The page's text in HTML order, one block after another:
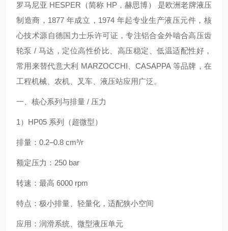
罗马尼亚 HESPER（简称 HP，赫思博） 是欧洲老牌液压
制造商，1877 年成立，1974 年起专业生产液压元件，核
心技术源自德国力士乐许可证，专注铝合金外啮合高压齿
轮泵 / 马达，定位高性价比、高压稳定、低温适配性好，
常用来替代意大利 MARZOCCHI、CASAPPA 等品牌，在
工程机械、农机、叉车、液压站应用广泛。
一、核心系列与排量 / 压力
1）HP05 系列（超微型）
排量：0.2–0.8 cm³/r
额定压力：250 bar
转速：最高 6000 rpm
特点：极小排量、轻量化，适配狭小空间
应用：润滑系统、微型液压单元